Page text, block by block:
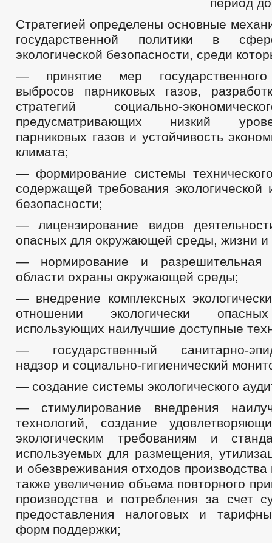
Стратегией определены основные
государственной политики в
экологической безопасности, среди
— принятие мер государственного
выбросов парниковых газов,
стратегий социально-
предусматривающих низкий
парниковых газов и устойчивость
климата;
— формирование системы
содержащей требования
безопасности;
— лицензирование видов
опасных для окружающей среды, жизни и
— нормирование и разрешительная
области охраны окружающей среды;
— внедрение комплексных
отношении экологически
использующих наилучшие доступные
— государственный санитарно-
надзор и социально-гигиенический
— создание системы экологического
— стимулирование внедрения
технологий, создание
экологическим требованиям и
используемых для размещения,
и обезвреживания отходов
также увеличение объема повторного
производства и потребления за счет
предоставления налоговых и
форм поддержки;